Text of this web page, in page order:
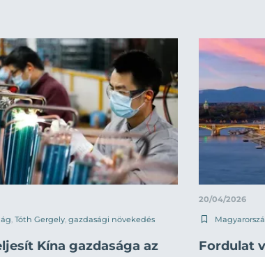
Tóth Gergely gazdasági növekedés
Kína gazdasága az
20/04/2026
Fordulat